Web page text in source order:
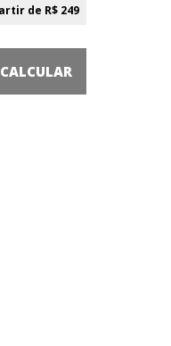
de R$ 249